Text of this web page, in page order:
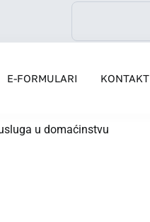
E-FORMULARI KONTAKT
u domaćinstvu